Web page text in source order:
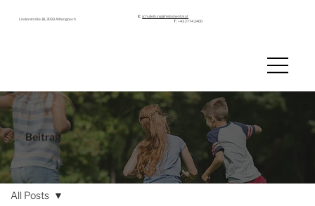
Lindenstraße 18, 3033 Altlengbach
E: schulleitung@mslaabental.at
T: +43 2774 2400
Beitrag
All Posts